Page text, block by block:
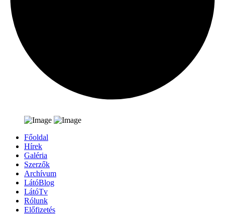
Főoldal
Hírek
Galéria
Szerzők
Archívum
LátóBlog
LátóTv
Rólunk
Előfizetés